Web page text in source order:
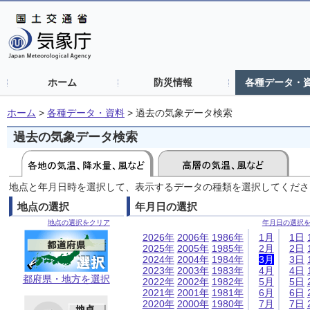
ホーム 防災情報 各種データ・
ホーム > 各種データ・資料 > 過去の気象データ検索
過去の気象データ検索
地点と年月日時を選択して、表示するデータの種類を選択してくだ
地点の選択
地点の選択をクリア
都府県・地方を選択
年月日の選択
年月日の選択
2026年
2025年
2024年
2023年
2022年
2021年
2020年
2006年
2005年
2004年
2003年
2002年
2001年
2000年
1986年
1985年
1984年
1983年
1982年
1981年
1980年
1月
2月
3月
4月
5月
6月
7月
1日
2日
3日
4日
5日
6日
7日